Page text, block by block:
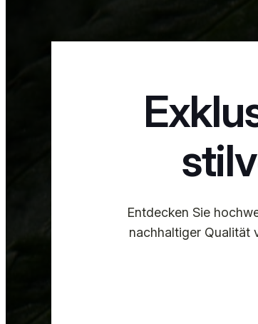
Entdecken Sie
nachhaltiger Qualität